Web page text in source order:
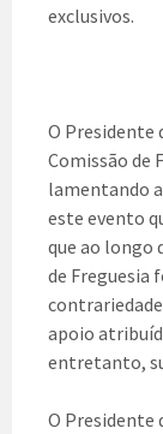
exclusivos.
O Presidente
Comissão de
lamentando
este evento
que ao longo
de Freguesia
apoio
entretanto,
O Presidente